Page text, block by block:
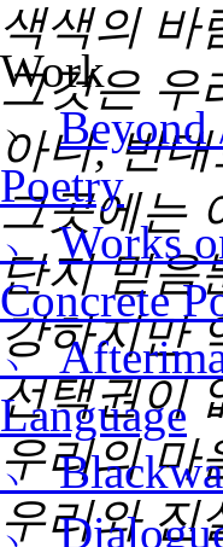
Work
﹆Beyond
Poetry
﹆ Works
Concrete
﹆
Language
﹆
﹆
색색의 바
그것은 우
아니, 반
그곳에는
단지 믿음
강하지만
선택권이
우리의 마
우리와 진